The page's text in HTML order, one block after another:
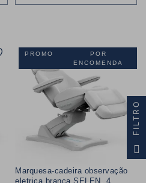
PROMO
POR
ENCOMENDA
Marquesa-cadeira observação
eletrica branca SELEN, 4
FILTRO